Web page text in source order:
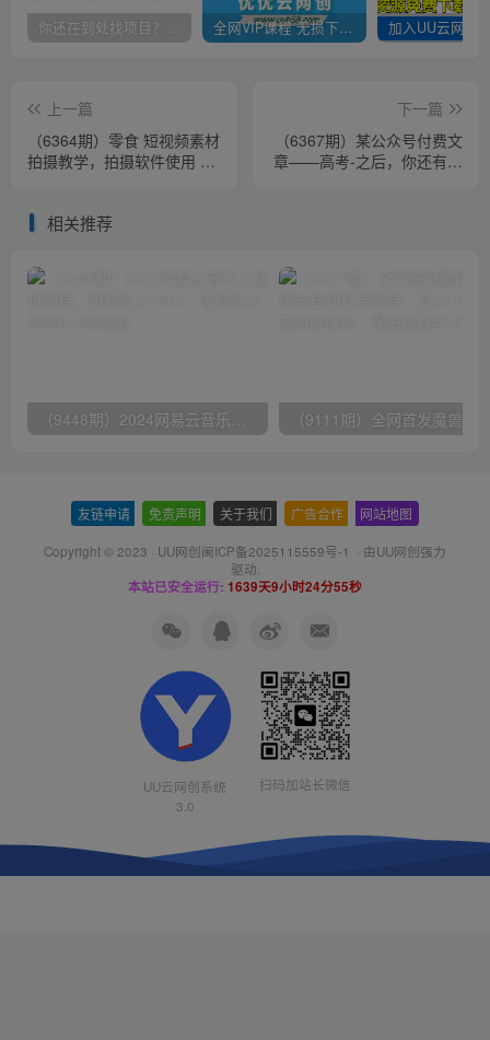
你还在到处找项目？还在当韭菜？我靠卖项目一个月收入5万+，曾经我也是个失败者。 全网VIP课程 无损下载~
上一篇
（6364期）零食 短视频素材
拍摄教学，拍摄软件使用 商
下一篇
（6367期）某公众号付费文
章——高考-之后，你还有一
相关推荐
友链申请 免责声明 关于我们 广告合作 网站地图
Copyright © 2023 · UU网创闽ICP备2025115559号-1 · 由UU网创强力
驱动.
本站已安全运行: 1639天9小时24分55秒
UU云网创系统
3.0
扫码加站长微信